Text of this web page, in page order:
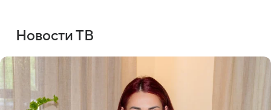
Новости ТВ